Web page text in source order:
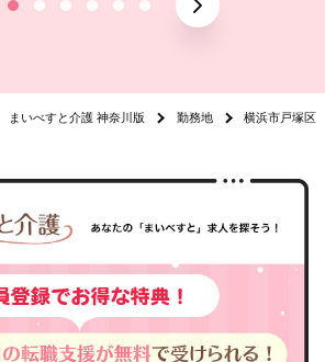
まいべすと介護 神奈川版 勤務地 横浜市戸塚区